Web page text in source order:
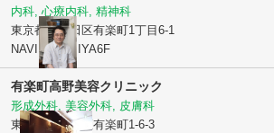
内科, 心療内科, 精神科
東京都千代田区有楽町1丁目6-1
NAVIRE HIBIYA6F
有楽町高野美容クリニック
形成外科, 美容外科, 皮膚科
東京都千代田区有楽町1-6-3